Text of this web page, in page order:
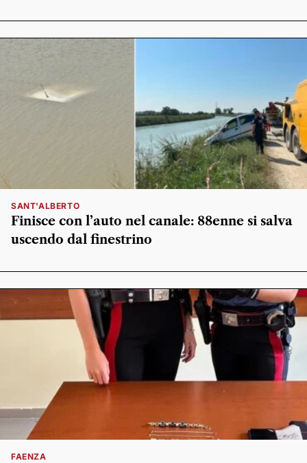
SANT'ALBERTO
Finisce con l’auto nel canale: 88enne si salva
uscendo dal finestrino
FAENZA